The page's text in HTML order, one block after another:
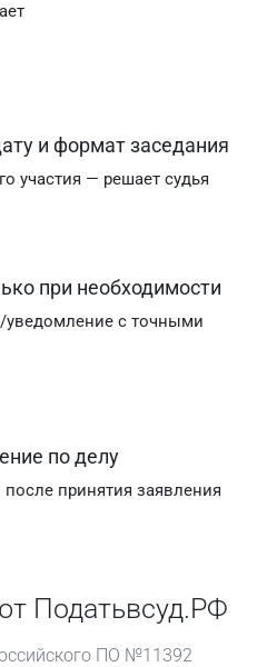
и формат заседания
участия — решает судья
при необходимости
уведомление с точными
по делу
принятия заявления
Податьвсуд.РФ
ПО №11392